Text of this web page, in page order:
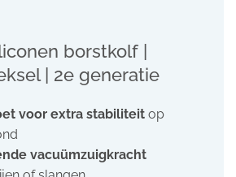
borstkolf |
| 2e generatie
voor extra stabiliteit op
vacuümzuigkracht